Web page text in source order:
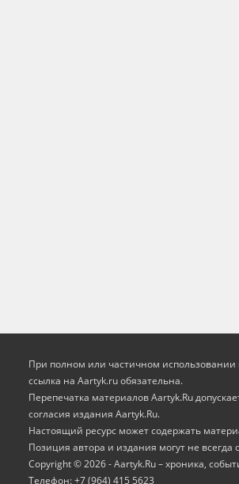
При полном или частичном использовании
ссылка на Aartyk.ru oбязательна.
Перепечатка материалов Aartyk.Ru
согласия издания Aartyk.Ru.
Настоящий ресурс может содержать
Позиция автора и издания могут не всегда
Copyright © 2026 - Aartyk.Ru – хроника,
Телефон: +7 (964) 415 5623